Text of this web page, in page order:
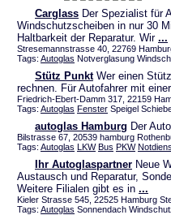
Carglass Der Spezialist für
Windschutzscheiben in nur 30
Haltbarkeit der Reparatur. Wir ...
Stresemannstrasse 40, 22769
Tags: Autoglas Notverglasung
Stütz PunktWer einen
rechnen. Für Autofahrer mit
Friedrich-Ebert-Damm 317, 22159
Tags: Autoglas Fenster Speigel
autoglas Hamburg Der
Bilstrasse 67, 20539 hamburg
Tags: Autoglas LKW Bus PKW
Ihr Autoglaspartner Neue
Austausch und Reparatur,
Weitere Filialen gibt es in ...
Kieler Strasse 545, 22525 Hamburg
Tags: Autoglas Sonnendach